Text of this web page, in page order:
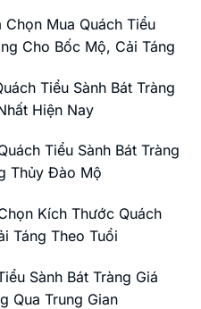
Chọn Mua Quách Tiểu
Cho Bốc Mộ, Cải Táng
Tiểu Sành Bát Tràng
Hiện Nay
Tiểu Sành Bát Tràng
Thủy Đào Mộ
Kích Thước Quách
Táng Theo Tuổi
Sành Bát Tràng Giá
Qua Trung Gian